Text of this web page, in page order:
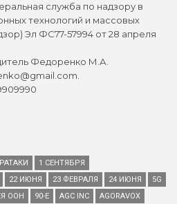
служба по надзору в
технологий и массовых
Эл ФС77-57994 от 28 апреля
Федоренко М.А.
1 СЕНТЯБРЯ
22 ИЮНЯ 23 ФЕВРАЛЯ 24 ИЮНЯ
5G
ООН 90-Е AGC INC
AGORAVOX